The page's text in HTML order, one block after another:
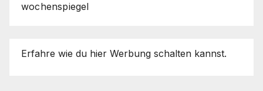
wochenspiegel
Erfahre wie du hier Werbung schalten kannst.